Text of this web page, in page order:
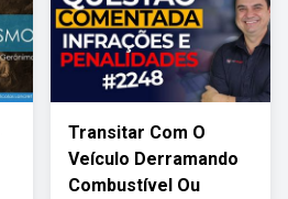
Transitar Com O
Veículo Derramando
Combustível Ou